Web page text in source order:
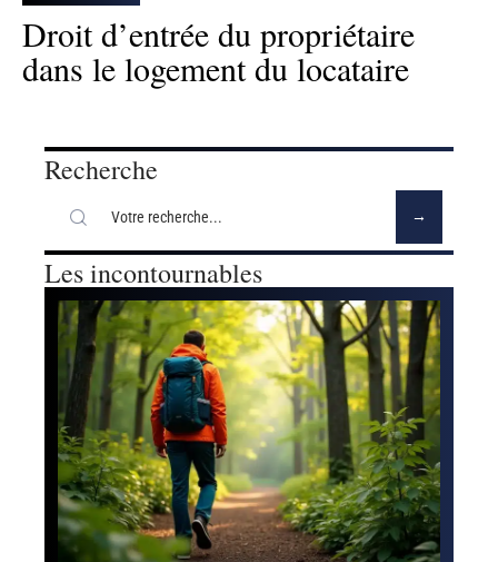
Droit d’entrée du propriétaire
dans le logement du locataire
Recherche
Les incontournables